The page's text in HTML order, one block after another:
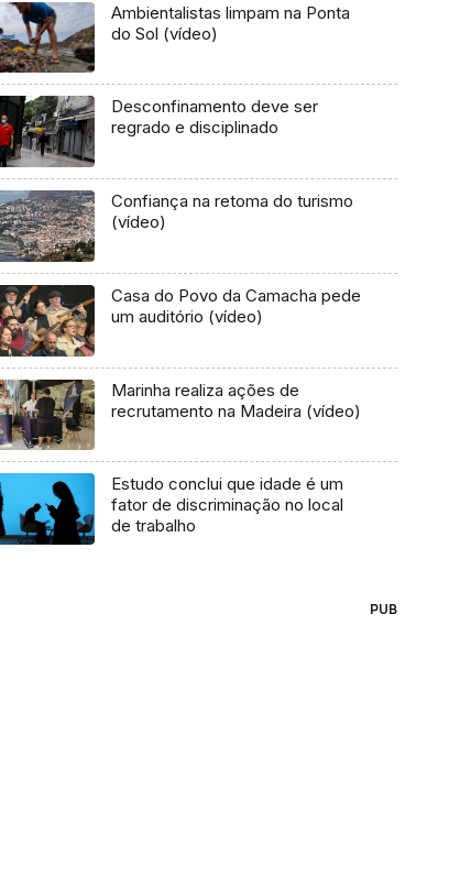
Ambientalistas limpam na Ponta
do Sol (vídeo)
Desconfinamento deve ser
regrado e disciplinado
Confiança na retoma do turismo
(vídeo)
Casa do Povo da Camacha pede
um auditório (vídeo)
Marinha realiza ações de
recrutamento na Madeira (vídeo)
Estudo conclui que idade é um
fator de discriminação no local
de trabalho
PUB